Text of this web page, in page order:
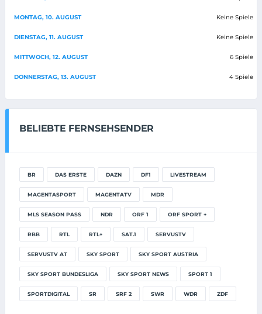
MONTAG, 10. AUGUST Keine Spiele
DIENSTAG, 11. AUGUST Keine Spiele
MITTWOCH, 12. AUGUST 6 Spiele
DONNERSTAG, 13. AUGUST 4 Spiele
BELIEBTE FERNSEHSENDER
BR DAS ERSTE DAZN DF1 LIVESTREAM
MAGENTASPORT MAGENTATV MDR
MLS SEASON PASS NDR ORF 1 ORF SPORT +
RBB RTL RTL+ SAT.1 SERVUSTV
SERVUSTV AT SKY SPORT SKY SPORT AUSTRIA
SKY SPORT BUNDESLIGA SKY SPORT NEWS SPORT 1
SPORTDIGITAL SR SRF 2 SWR WDR ZDF